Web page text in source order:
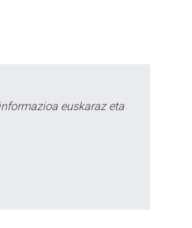
euskaraz eta